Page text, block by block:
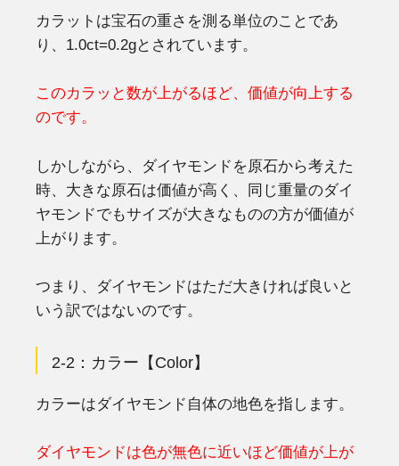
カラットは宝石の重さを測る単位のことであ
り、1.0ct=0.2gとされています。
このカラッと数が上がるほど、価値が向上する
のです。
しかしながら、ダイヤモンドを原石から考えた
時、大きな原石は価値が高く、同じ重量のダイ
ヤモンドでもサイズが大きなものの方が価値が
上がります。
つまり、ダイヤモンドはただ大きければ良いと
いう訳ではないのです。
2-2：カラー【Color】
カラーはダイヤモンド自体の地色を指します。
ダイヤモンドは色が無色に近いほど価値が上が